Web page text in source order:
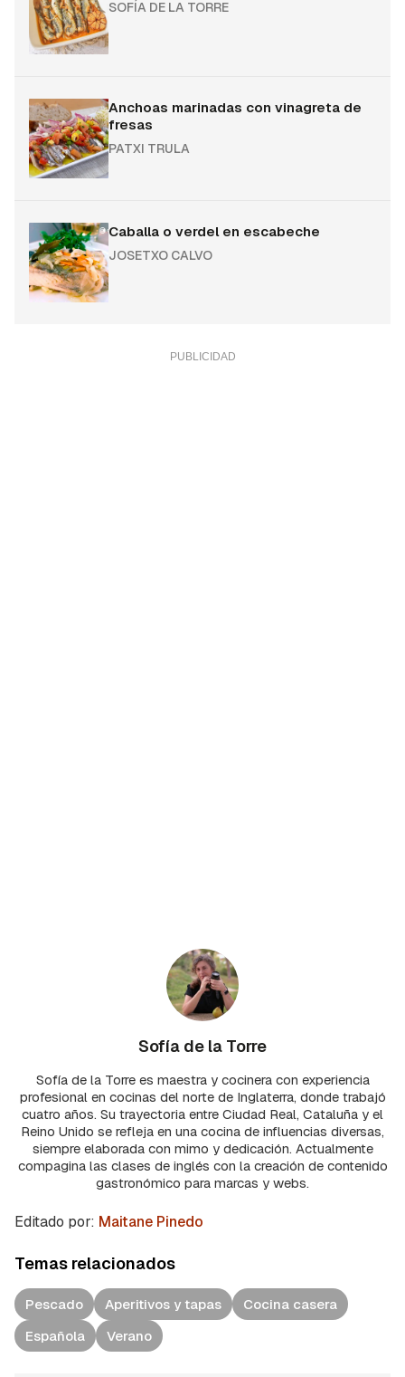
SOFÍA DE LA TORRE
Anchoas marinadas con vinagreta de
fresas
PATXI TRULA
Caballa o verdel en escabeche
JOSETXO CALVO
Sofía de la Torre
Sofía de la Torre es maestra y cocinera con experiencia
profesional en cocinas del norte de Inglaterra, donde trabajó
cuatro años. Su trayectoria entre Ciudad Real, Cataluña y el
Reino Unido se refleja en una cocina de influencias diversas,
siempre elaborada con mimo y dedicación. Actualmente
compagina las clases de inglés con la creación de contenido
gastronómico para marcas y webs.
Editado por: Maitane Pinedo
Temas relacionados
Pescado Aperitivos y tapas
Cocina casera
Española
Verano